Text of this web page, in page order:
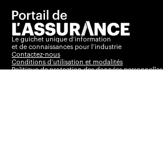
Le guichet unique d’information
et de connaissances pour l’industrie
Contactez-nous
Conditions d’utilisation et modalités
Politique de protection des données personnelles